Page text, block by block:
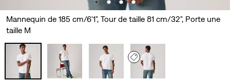
Mannequin de 185 cm/6'1", Tour de taille 81 cm/32", Porte une
taille M